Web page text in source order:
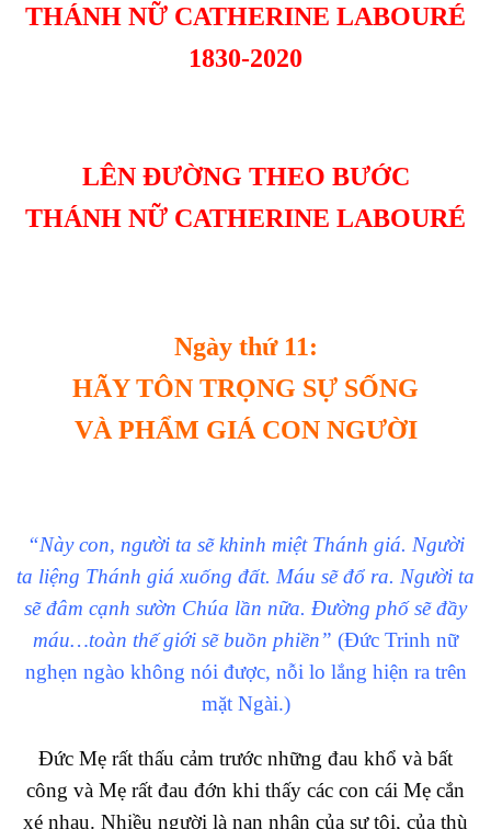
THÁNH NỮ CATHERINE LABOURÉ
1830-2020
LÊN ĐƯỜNG THEO BƯỚC
THÁNH NỮ CATHERINE LABOURÉ
Ngày thứ 11:
HÃY TÔN TRỌNG SỰ SỐNG
VÀ PHẨM GIÁ CON NGƯỜI
“Này con, người ta sẽ khinh miệt Thánh giá. Người
ta liệng Thánh giá xuống đất. Máu sẽ đổ ra. Người ta
sẽ đâm cạnh sườn Chúa lần nữa. Đường phố sẽ đầy
máu…toàn thế giới sẽ buồn phiền” (Đức Trinh nữ
nghẹn ngào không nói được, nỗi lo lắng hiện ra trên
mặt Ngài.)
Đức Mẹ rất thấu cảm trước những đau khổ và bất
công và Mẹ rất đau đớn khi thấy các con cái Mẹ cắn
xé nhau. Nhiều người là nạn nhân của sự tội, của thù